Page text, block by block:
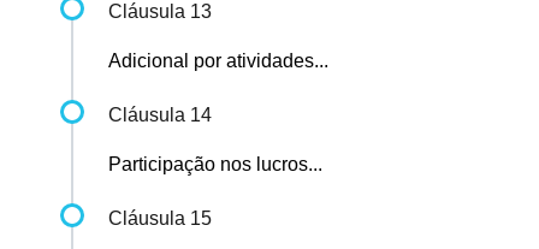
Cláusula 13
Adicional por atividades...
Cláusula 14
Participação nos lucros...
Cláusula 15